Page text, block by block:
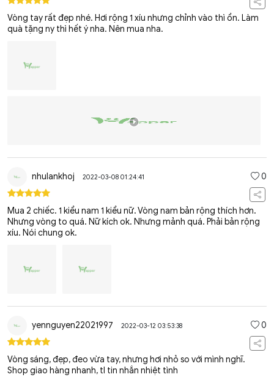
Vòng tay rất đẹp nhé. Hơi rộng 1 xíu nhưng chỉnh vào thì ổn. Làm
quà tặng ny thì hết ý nha. Nên mua nha.
nhulankhoj 2022-03-08 01:24:41 0
Mua 2 chiếc. 1 kiểu nam 1 kiểu nữ. Vòng nam bản rộng thích hơn.
Nhưng vòng to quá. Nữ kích ok. Nhưng mảnh quá. Phải bản rộng
xíu. Nói chung ok.
yennguyen22021997 2022-03-12 03:53:38 0
Vòng sáng, đẹp, đeo vừa tay, nhưng hơi nhỏ so với mình nghĩ.
Shop giao hàng nhanh, tl tin nhắn nhiệt tình